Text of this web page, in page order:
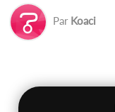
Par Koaci